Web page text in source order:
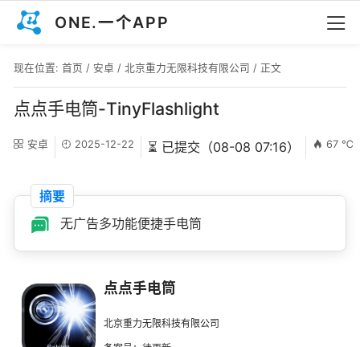
ONE.一个APP
现在位置: 首页 / 安卓 / 北京重力无限科技有限公司 / 正文
点点手电筒-TinyFlashlight
安卓 2025-12-22 ⏳ 已提交（08-08 07:16） 67 ℃
摘要
无广告多功能便捷手电筒
点点手电筒
北京重力无限科技有限公司